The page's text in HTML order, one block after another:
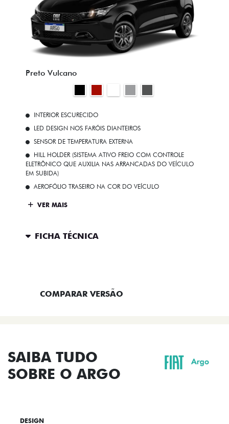
Preto Vulcano
INTERIOR ESCURECIDO
LED DESIGN NOS FARÓIS DIANTEIROS
SENSOR DE TEMPERATURA EXTERNA
HILL HOLDER (SISTEMA ATIVO FREIO COM CONTROLE
ELETRÔNICO QUE AUXILIA NAS ARRANCADAS DO VEÍCULO
EM SUBIDA)
AEROFÓLIO TRASEIRO NA COR DO VEÍCULO
VER MAIS
FICHA TÉCNICA
COMPARAR VERSÃO
SAIBA TUDO
SOBRE O ARGO
DESIGN